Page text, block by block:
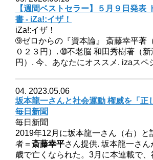
【週間ベストセラー】５月９日発表
書 - iZa!:イザ！
iZa!:イザ！
➈ゼロからの『資本論』 斎藤幸平著
０２３円）. ➉不老脳 和田秀樹著（新
円）. 今、あなたにオススメ. izaス
04. 2023.05.06
坂本龍一さんと社会運動 権威を「正
毎日新聞
毎日新聞
2019年12月に坂本龍一さん（右）と
者＝斎藤幸平さん提供. 坂本龍一さ
歳で亡くなられた。3月に本連載で